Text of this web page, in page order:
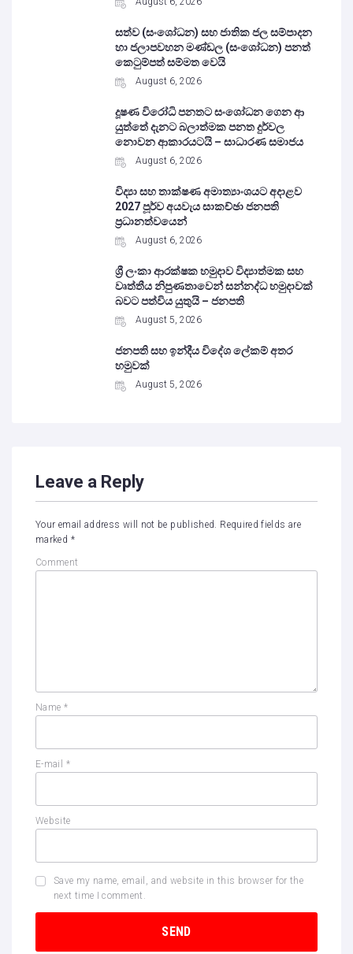
සත්ව (සංශෝධන) සහ ජාතික ජල සම්පාදන
හා ජලාපවහන මණ්ඩල (සංශෝධන) පනත්
කෙටුම්පත් සම්මත වෙයි
August 6, 2026
දූෂණ විරෝධි පනතට සංශෝධන ගෙන ආ
යුත්තේ දැනට බලාත්මක පනත දුර්වල
නොවන ආකාරයටයි – සාධාරණ සමාජය
August 6, 2026
විද්‍යා සහ තාක්ෂණ අමාත්‍යාංශයට අදාළව
2027 පූර්ව අයවැය සාකච්ඡා ජනපති
ප්‍රධානත්වයෙන්
August 6, 2026
ශ්‍රී ලංකා ආරක්ෂක හමුදාව විද්‍යාත්මක සහ
වෘත්තීය නිපුණතාවෙන් සන්නද්ධ හමුදාවක්
බවට පත්විය යුතුයි – ජනපති
August 5, 2026
ජනපති සහ ඉන්දීය විදේශ ලේකම් අතර
හමුවක්
August 5, 2026
Leave a Reply
Your email address will not be published. Required fields are
marked *
Comment
Name *
E-mail *
Website
Save my name, email, and website in this browser for the
next time I comment.